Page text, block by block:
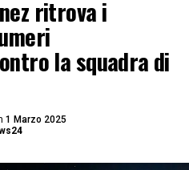
ritrova i
la squadra di
1 Marzo 2025